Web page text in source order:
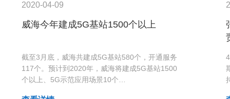
2020-04-09
威海今年建成5G基站1500个以上
截至3月底，威海共建成5G基站580个，开通服务
117个。预计到2020年，威海将建成5G基站1500
个以上、5G示范应用场景10个…